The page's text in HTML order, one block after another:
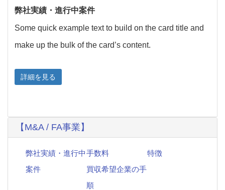
弊社実績・進行中案件
Some quick example text to build on the card title and
make up the bulk of the card’s content.
詳細を見る
【M&A / FA事業】
弊社実績・進行中
案件
手数料
特徴
買収希望企業の手
順